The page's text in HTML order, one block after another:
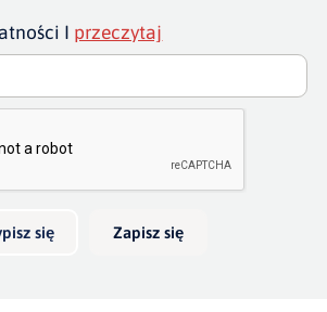
62
głębokość
siedziska:58 cm
o produkcie
Bardzo dobry
o produkcie
I przeczytaj
się Zapisz się